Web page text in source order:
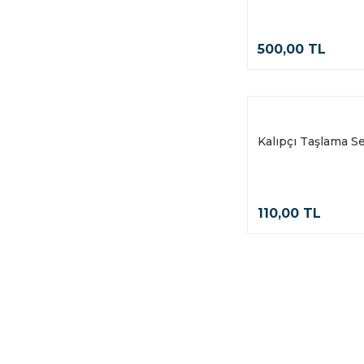
500,00 TL
Kalıpçı Taşlama
110,00 TL